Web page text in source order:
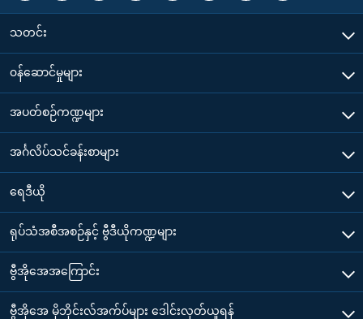
သတင်း
၀န်ဆောင်မှုများ
အပတ်စဉ်ကဏ္ဍများ
အင်္ဂလိပ်သင်ခန်းစာများ
ရေဒီယို
ရုပ်သံအစီအစဉ်နှင့် ဗွီဒီယိုကဏ္ဍများ
ဗွီအိုအေအကြောင်း
ဗွီအိုအေ မိုဘိုင်းလ်အက်ပ်များ ဒေါင်းလုတ်ယူရန်